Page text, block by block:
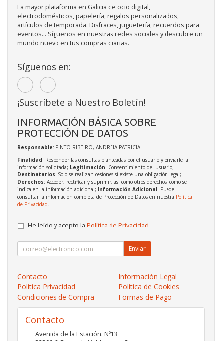
La mayor plataforma en Galicia de ocio digital,
electrodomésticos, papelería, regalos personalizados,
artículos de temporada. Disfraces, juguetería, recuerdos para
eventos... Síguenos en nuestras redes sociales y descubre un
mundo nuevo en tus compras diarias.
Síguenos en:
¡Suscríbete a Nuestro Boletín!
INFORMACIÓN BÁSICA SOBRE
PROTECCIÓN DE DATOS
Responsable: PINTO RIBEIRO, ANDREIA PATRICIA
Finalidad: Responder las consultas planteadas por el usuario y enviarle la
información solicitada; Legitimación: Consentimiento del usuario;
Destinatarios: Solo se realizan cesiones si existe una obligación legal;
Derechos: Acceder, rectificar y suprimir, así como otros derechos, como se
indica en la información adicional; Información Adicional: Puede
consultar la información completa de Protección de Datos en nuestra Política
de Privacidad.
He leído y acepto la Política de Privacidad.
Enviar
Contacto
Información Legal
Política Privacidad
Política de Cookies
Condiciones de Compra
Formas de Pago
Contacto
Avenida de la Estación. Nº13